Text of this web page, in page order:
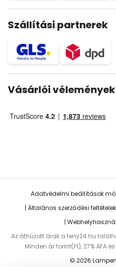
Szállítási partnerek
Vásárlói vélemények
Adatvédelmi beállítások
Általános szerződési feltételek
Az áthúzott árak a feny24.hu
Minden ár forint(Ft), 27% ÁFA
© 2026